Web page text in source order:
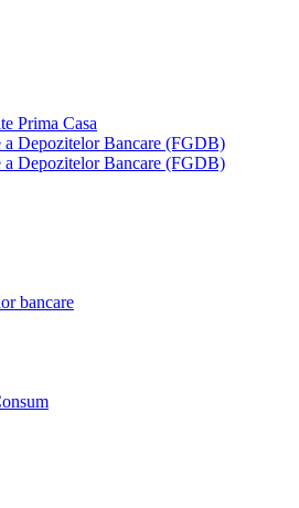
Prima Casa
a Depozitelor Bancare (FGDB)
a Depozitelor Bancare (FGDB)
bancare